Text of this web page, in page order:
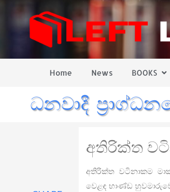
Home News BOOKS
ධනවාදී
අතිරික්ත
අතිරික්ත වටිනාකම
වෙළඳ භාණ්ඩ